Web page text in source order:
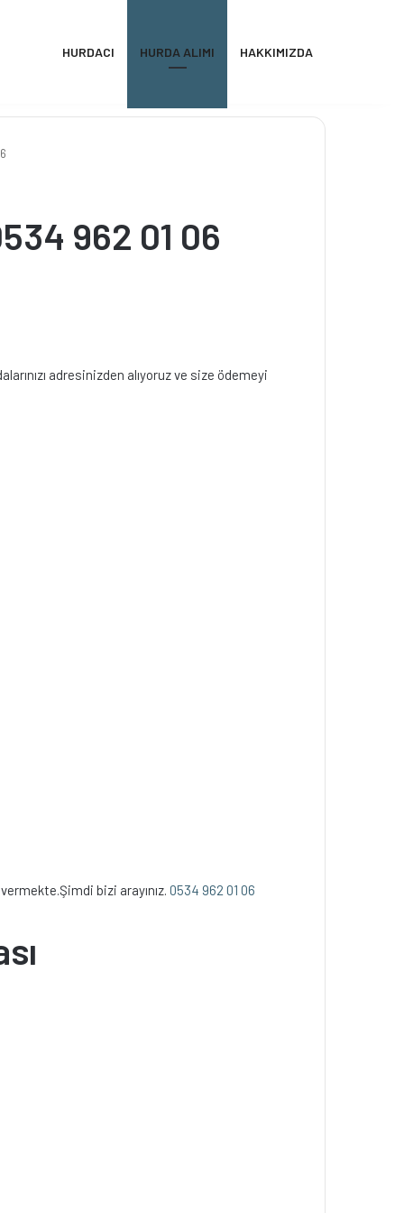
HURDACI HURDA ALIMI HAKKIMIZDA
962 01 06
adresinizden alıyoruz ve size ödemeyi
bizi arayınız. 0534 962 01 06